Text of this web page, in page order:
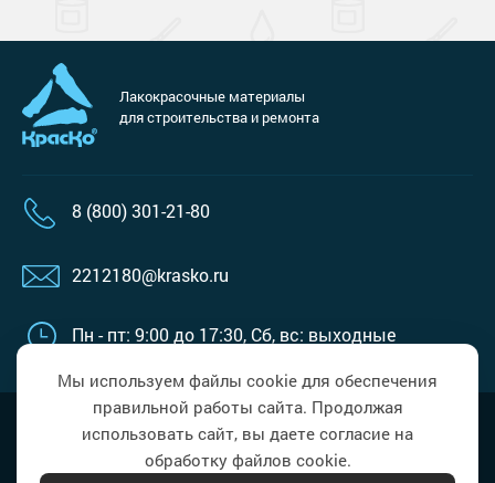
Лакокрасочные материалы
для строительства и ремонта
8 (800) 301-21-80
2212180@krasko.ru
Пн - пт: 9:00 до 17:30, Сб, вс: выходные
Политика в области обработки
персональных данных
Мы используем файлы cookie для обеспечения
правильной работы сайта. Продолжая
использовать сайт, вы даете согласие на
обработку файлов cookie.